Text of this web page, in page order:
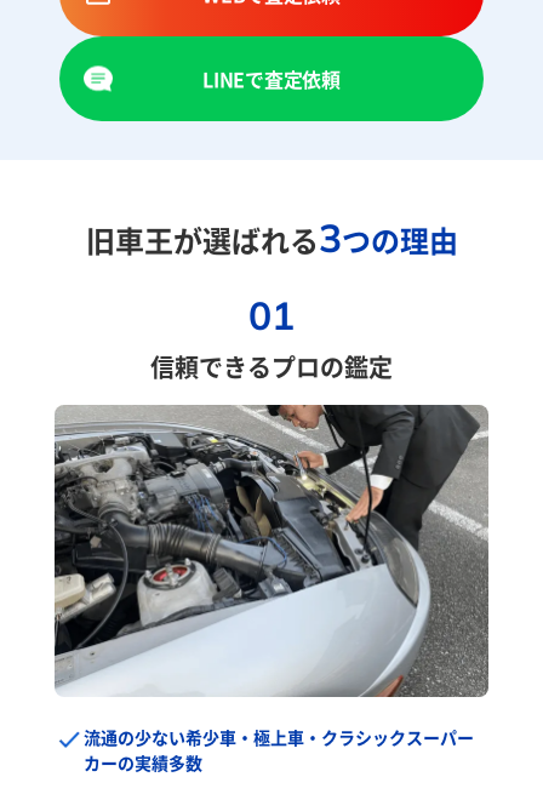
LINEで査定依頼
旧車王が選ばれる3つの理由
01
信頼できるプロの鑑定
流通の少ない希少車・極上車・クラシックスーパー
カーの実績多数